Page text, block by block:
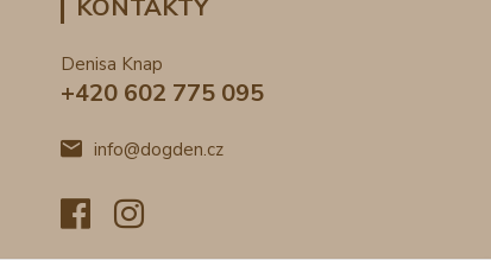
KONTAKTY
Denisa Knap
+420 602 775 095
info@dogden.cz